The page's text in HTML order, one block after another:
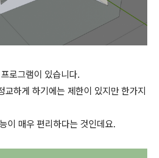
로그램이 있습니다.
교하게 하기에는 제한이 있지만 한가지
이 매우 편리하다는 것인데요.